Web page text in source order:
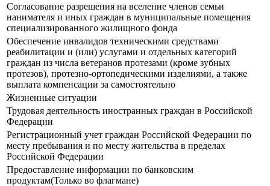
Согласование разрешения на вселение членов семьи
нанимателя и иных граждан в муниципальные помещения
специализированного жилищного фонда
Обеспечение инвалидов техническими средствами
реабилитации и (или) услугами и отдельных категорий
граждан из числа ветеранов протезами (кроме зубных
протезов), протезно-ортопедическими изделиями, а также
выплата компенсации за самостоятельно
Жизненные ситуации
Трудовая деятельность иностранных граждан в Российской
Федерации
Регистрационный учет граждан Российской Федерации по
месту пребывания и по месту жительства в пределах
Российской Федерации
Предоставление информации по банковским
продуктам(Только во флагмане)